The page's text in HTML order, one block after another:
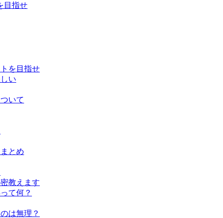
目指せ
を目指せ
い
いて
とめ
教えます
て何？
は無理？